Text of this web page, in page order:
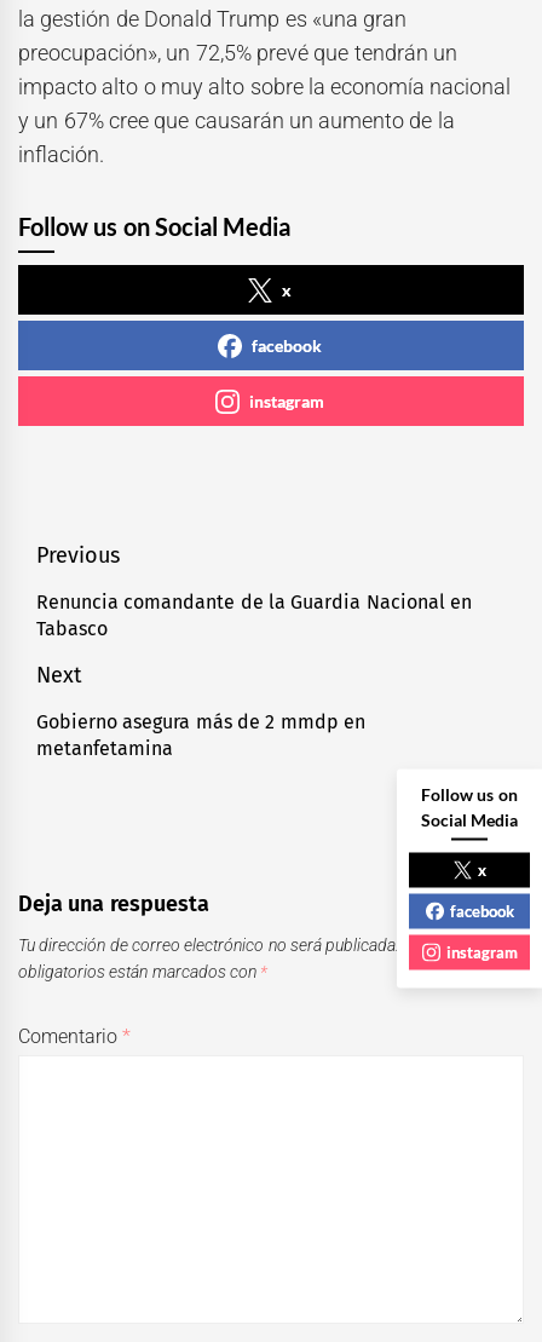
la gestión de Donald Trump es «una gran
preocupación», un 72,5% prevé que tendrán un
impacto alto o muy alto sobre la economía nacional
y un 67% cree que causarán un aumento de la
inflación.
Follow us on Social Media
x
facebook
instagram
Navegación
de
entradas
Previous
Previous
post:
Renuncia comandante de la Guardia Nacional en
Tabasco
Next
Next
post:
Gobierno asegura más de 2 mmdp en
metanfetamina
Deja una respuesta
Tu dirección de correo electrónico no será publicada.
Los campos
obligatorios están marcados con *
Comentario*
Follow us on
Social Media
x
facebook
instagram